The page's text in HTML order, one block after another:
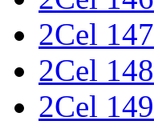
2Cel 147
2Cel 148
2Cel 149